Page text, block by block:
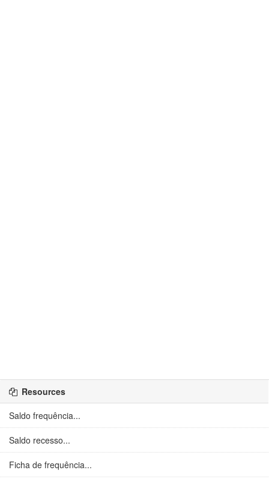
Resources
Saldo frequência...
Saldo recesso...
Ficha de frequência...